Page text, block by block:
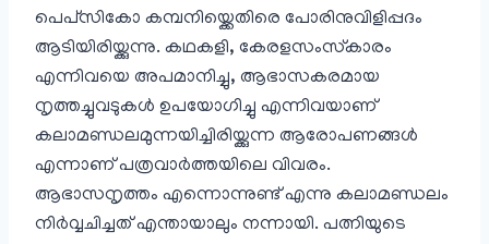
പെപ്‌സി‌കോ കമ്പനിയ്ക്കെതിരെ പോരിനുവിളിപ്പദം
ആടിയിരിയ്ക്കുന്നു. കഥകളി, കേരളസം‌സ്‌കാരം
എന്നിവയെ അപമാനിച്ചു, ആഭാസകരമായ
നൃത്തച്ചുവടുകൾ ഉപയോഗിച്ചു എന്നിവയാണ്
കലാമണ്ഡലമുന്നയിച്ചിരിയ്ക്കുന്ന ആരോപണങ്ങൾ
എന്നാണ് പത്രവാർത്തയിലെ വിവരം.
ആഭാസനൃത്തം എന്നൊന്നുണ്ട് എന്നു കലാമണ്ഡലം
നിർവ്വചിച്ചത് എന്തായാലും നന്നായി. പത്നിയുടെ